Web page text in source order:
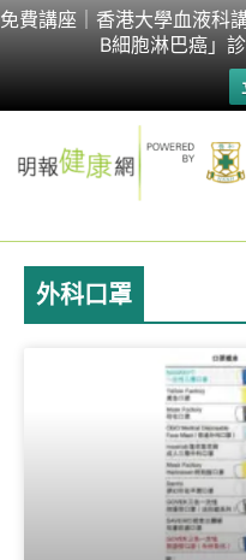
免費講座｜香港大學血液科
B細胞淋巴癌」
Skip
外科口罩